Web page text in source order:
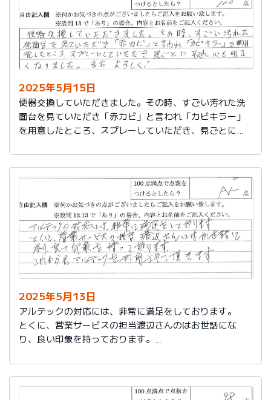
2025年5月15日
便器交換していただきました。その時、すごい汚れた洗
面台を見ていただき「赤カビ」と言われ「カビキラー」
を用意したところ、スプレーしていただき、見ごとに取
2025年5月13日
アルテックの対応には、非常に満足をしております。
とくに、営業サービスの担当渡辺さんのはお世話にな
り、良い印象を持っております。